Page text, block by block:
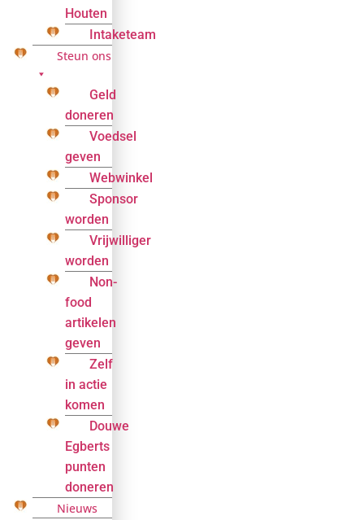
Houten
Intaketeam
Steun ons
Geld
doneren
Voedsel
geven
Webwinkel
Sponsor
worden
Vrijwilliger
worden
Non-
food
artikelen
geven
Zelf
in actie
komen
Douwe
Egberts
punten
doneren
Nieuws